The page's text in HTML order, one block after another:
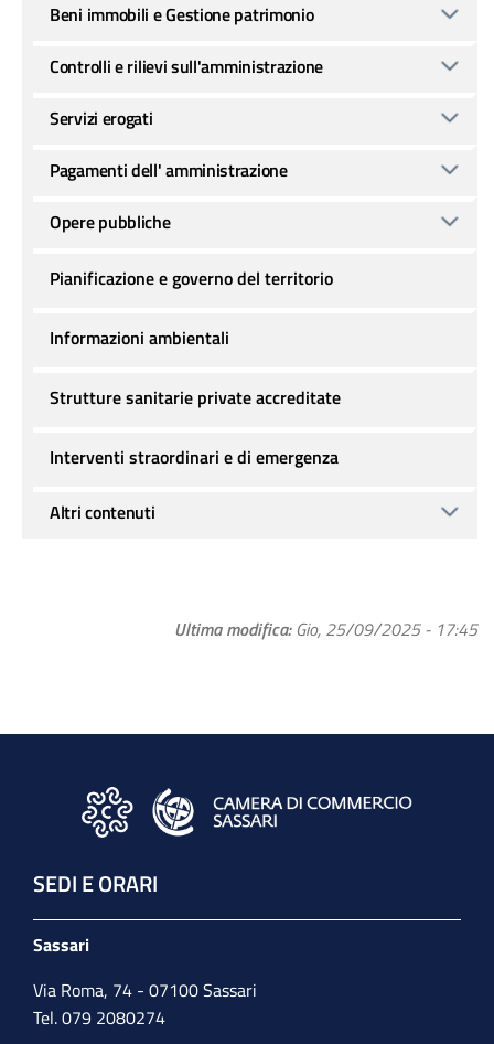
Ultima modifica Gio, 25/09/2025 - 17:45
Beni immobili e Gestione patrimonio
Controlli e rilievi sull'amministrazione
Servizi erogati
Pagamenti dell' amministrazione
Opere pubbliche
Pianificazione e governo del territorio
Informazioni ambientali
Strutture sanitarie private accreditate
Interventi straordinari e di emergenza
Altri contenuti
SEDI E ORARI
Sassari
Via Roma, 74 - 07100 Sassari
Tel. 079 2080274